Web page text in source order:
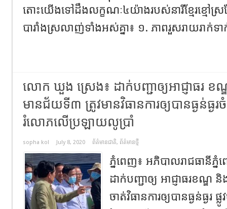
តោះយើងទៅដឹងលក្ខណៈ៤យ៉ាងរបស់នារីខ្មែរខ្មៅស្
បារាំងស្រលាញ់ទាំងអស់គ្នា៖ ១. ភាព​រួសរាយ​រាក់ទ
លោក ឃួង ស្រេង៖ ដាក់បញ្ជាឲ្យអាជ្ញាធរ ខ
មានជ័យទី៣ ត្រូវមានវិធានការឲ្យបានធ្ងន់ធ្ងរ
រំលោភលើប្រឡាយលូប្រាំ
sopha kol July 8, 2020 ព័ត៌មានជាតិ, ព័ត៌មានថ្មី
ភ្នំពេញ៖ អភិបាលរាជធានី
ដាក់បញ្ជាឲ្យ អាជ្ញាធរខណ្ឌ
ចាត់វិធានការឲ្យបានធ្ងន់ធ្ងរ